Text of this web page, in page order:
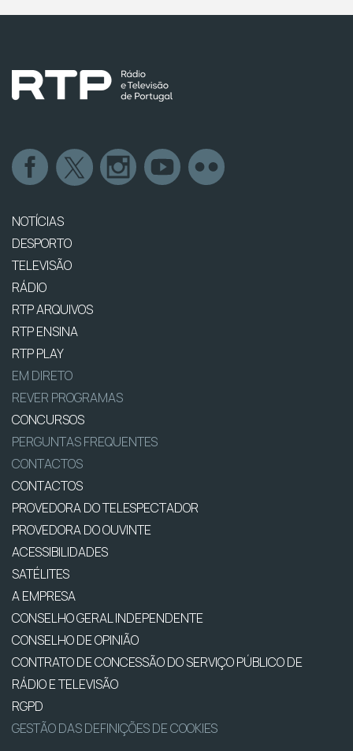
NOTÍCIAS
DESPORTO
TELEVISÃO
RÁDIO
RTP ARQUIVOS
RTP ENSINA
RTP PLAY
EM DIRETO
REVER PROGRAMAS
CONCURSOS
PERGUNTAS FREQUENTES
CONTACTOS
CONTACTOS
PROVEDORA DO TELESPECTADOR
PROVEDORA DO OUVINTE
ACESSIBILIDADES
SATÉLITES
A EMPRESA
CONSELHO GERAL INDEPENDENTE
CONSELHO DE OPINIÃO
CONTRATO DE CONCESSÃO DO SERVIÇO PÚBLICO DE
RÁDIO E TELEVISÃO
RGPD
GESTÃO DAS DEFINIÇÕES DE COOKIES